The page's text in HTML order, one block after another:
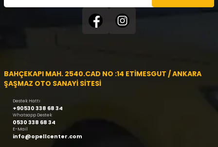
BAHÇEKAPI MAH. 2540.CAD NO :14 ETİMESGUT / ANKARA
ŞAŞMAZ OTO SANAYİ SİTESİ
Destek Hattı
+90530 338 68 34
Whatsapp Destek
0530 338 68 34
E-Mail
info@opellcenter.com